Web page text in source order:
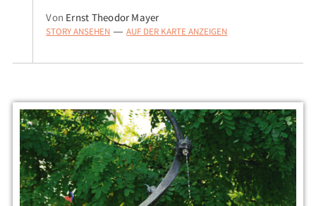
Von Ernst Theodor Mayer
STORY ANSEHEN — AUF DER KARTE ANZEIGEN